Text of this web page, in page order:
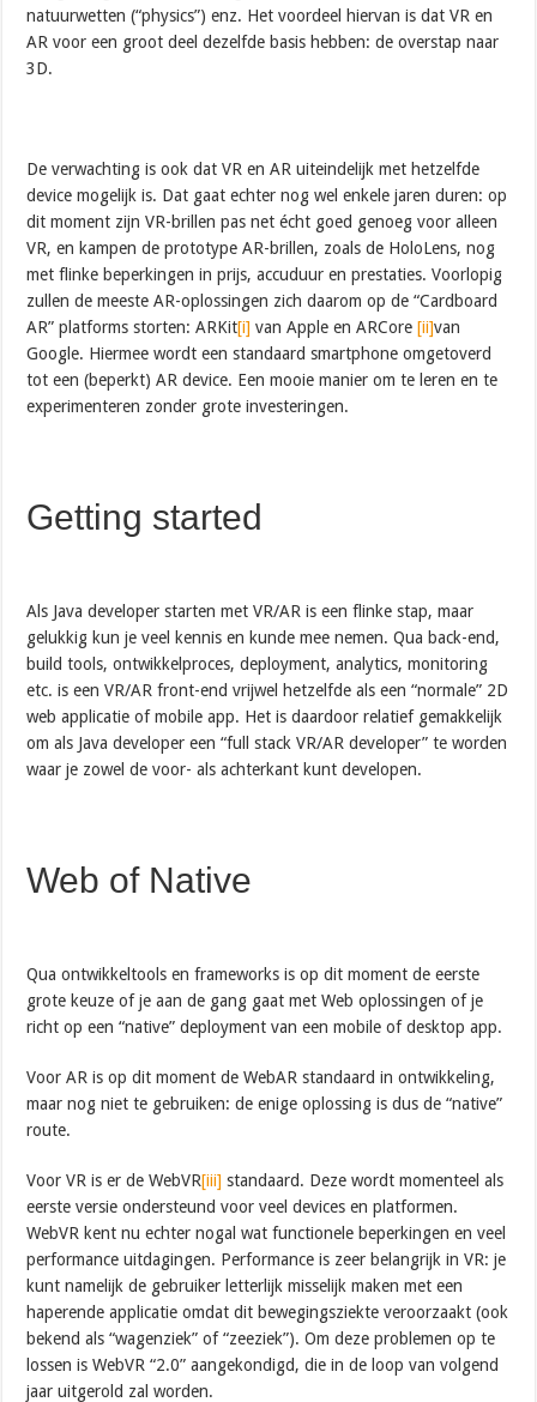
natuurwetten (“physics”) enz. Het voordeel hiervan is dat VR en
AR voor een groot deel dezelfde basis hebben: de overstap naar
3D.
De verwachting is ook dat VR en AR uiteindelijk met hetzelfde
device mogelijk is. Dat gaat echter nog wel enkele jaren duren: op
dit moment zijn VR-brillen pas net écht goed genoeg voor alleen
VR, en kampen de prototype AR-brillen, zoals de HoloLens, nog
met flinke beperkingen in prijs, accuduur en prestaties. Voorlopig
zullen de meeste AR-oplossingen zich daarom op de “Cardboard
AR” platforms storten: ARKit[i] van Apple en ARCore[ii]van
Google. Hiermee wordt een standaard smartphone omgetoverd
tot een (beperkt) AR device. Een mooie manier om te leren en te
experimenteren zonder grote investeringen.
Getting started
Als Java developer starten met VR/AR is een flinke stap, maar
gelukkig kun je veel kennis en kunde mee nemen. Qua back-end,
build tools, ontwikkelproces, deployment, analytics, monitoring
etc. is een VR/AR front-end vrijwel hetzelfde als een “normale” 2D
web applicatie of mobile app. Het is daardoor relatief gemakkelijk
om als Java developer een “full stack VR/AR developer” te worden
waar je zowel de voor- als achterkant kunt developen.
Web of Native
Qua ontwikkeltools en frameworks is op dit moment de eerste
grote keuze of je aan de gang gaat met Web oplossingen of je
richt op een “native” deployment van een mobile of desktop app.
Voor AR is op dit moment de WebAR standaard in ontwikkeling,
maar nog niet te gebruiken: de enige oplossing is dus de “native”
route.
Voor VR is er de WebVR[iii] standaard. Deze wordt momenteel als
eerste versie ondersteund voor veel devices en platformen.
WebVR kent nu echter nogal wat functionele beperkingen en veel
performance uitdagingen. Performance is zeer belangrijk in VR: je
kunt namelijk de gebruiker letterlijk misselijk maken met een
haperende applicatie omdat dit bewegingsziekte veroorzaakt (ook
bekend als “wagenziek” of “zeeziek”). Om deze problemen op te
lossen is WebVR “2.0” aangekondigd, die in de loop van volgend
jaar uitgerold zal worden.